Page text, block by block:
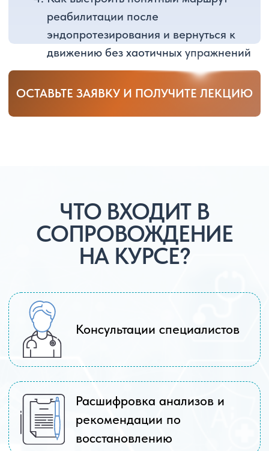
ВОССТАНОВЛЕНИЯ
Оставьте заявку — ассистент уточнит вашу
ситуацию и подскажет, какой тариф
ОСНОВАТЕЛЬ ЦЕНТРА: